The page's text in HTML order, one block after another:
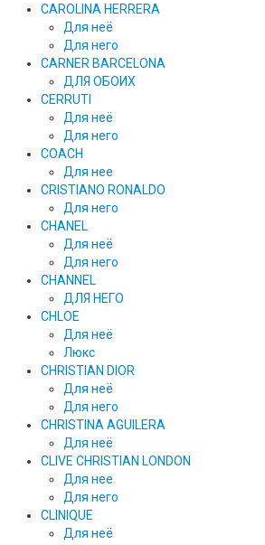
CAROLINA HERRERA
Для неё
Для него
CARNER BARCELONA
ДЛЯ ОБОИХ
CERRUTI
Для неё
Для него
COACH
Для нее
CRISTIANO RONALDO
Для него
CHANEL
Для неё
Для него
CHANNEL
ДЛЯ НЕГО
CHLOE
Для неё
Люкс
CHRISTIAN DIOR
Для неё
Для него
CHRISTINA AGUILERA
Для неё
CLIVE CHRISTIAN LONDON
Для нее
Для него
CLINIQUE
Для неё